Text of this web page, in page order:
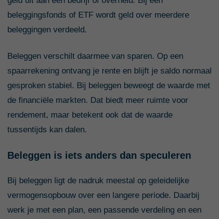
beleggingsfonds of ETF wordt geld over meerdere
beleggingen verdeeld.
Beleggen verschilt daarmee van sparen. Op een
spaarrekening ontvang je rente en blijft je saldo normaal
gesproken stabiel. Bij beleggen beweegt de waarde met
de financiële markten. Dat biedt meer ruimte voor
rendement, maar betekent ook dat de waarde
tussentijds kan dalen.
Beleggen is iets anders dan speculeren
Bij beleggen ligt de nadruk meestal op geleidelijke
vermogensopbouw over een langere periode. Daarbij
werk je met een plan, een passende verdeling en een